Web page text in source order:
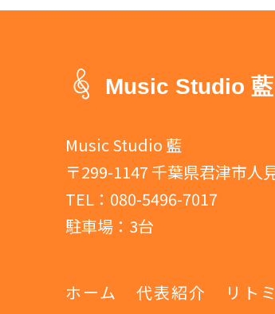
Music Studio 藍
Music Studio 藍
〒299-1147 千葉県君津市人
TEL： 080-5496-7017
駐車場：3台
ホーム 代表紹介 リト